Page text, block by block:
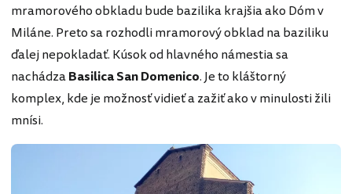
mramorového obkladu bude bazilika krajšia ako Dóm v
Miláne. Preto sa rozhodli mramorový obklad na baziliku
ďalej nepokladať. Kúsok od hlavného námestia sa
nachádzaBasilica San Domenico. Je to kláštorný
komplex, kde je možnosť vidieť a zažiť ako v minulosti žili
mnísi.